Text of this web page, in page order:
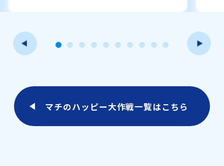
マチのハッピー大作戦一覧はこちら